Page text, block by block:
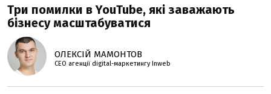
Три помилки в YouTube, які заважають
бізнесу масштабуватися
ОЛЕКСІЙ МАМОНТОВ
CEO агенції digital-маркетингу Inweb